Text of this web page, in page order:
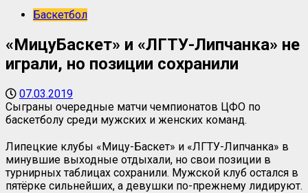
Баскетбол
«МицуБаскет» и «ЛГТУ-Липчанка» не
играли, но позиции сохранили
07.03.2019
Сыграны очередные матчи чемпионатов ЦФО по
баскетболу среди мужских и женских команд.
Липецкие клубы «Мицу-Баскет» и «ЛГТУ-Липчанка» в
минувшие выходные отдыхали, но свои позиции в
турнирных таблицах сохранили. Мужской клуб остался в
пятёрке сильнейших, а девушки по-прежнему лидируют.